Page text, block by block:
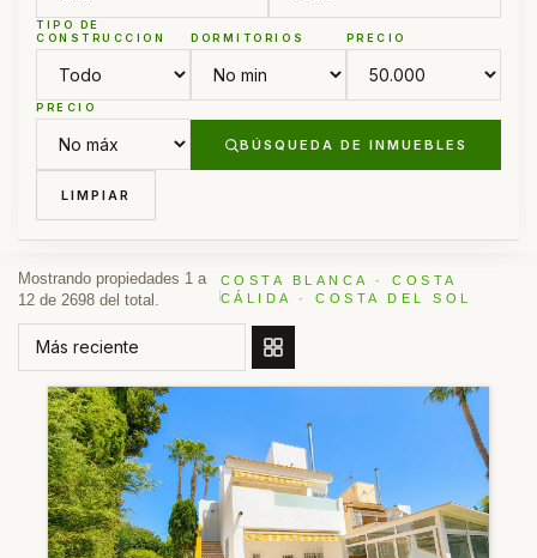
TIPO DE
CONSTRUCCION
DORMITORIOS PRECIO
PRECIO
BÚSQUEDA DE INMUEBLES
LIMPIAR
Mostrando propiedades 1 a
12 de 2698 del total.
COSTA BLANCA · COSTA
CÁLIDA · COSTA DEL SOL
ORDENAR POR